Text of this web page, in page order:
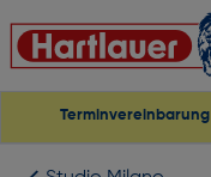
Terminvereinbarung